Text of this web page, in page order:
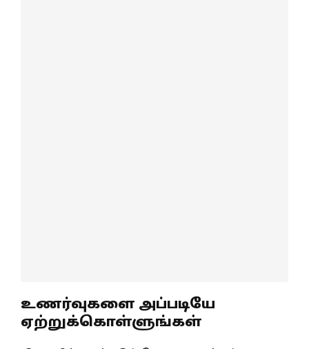
உணர்வுகளை அப்படியே
ஏற்றுக்கொள்ளுங்கள்